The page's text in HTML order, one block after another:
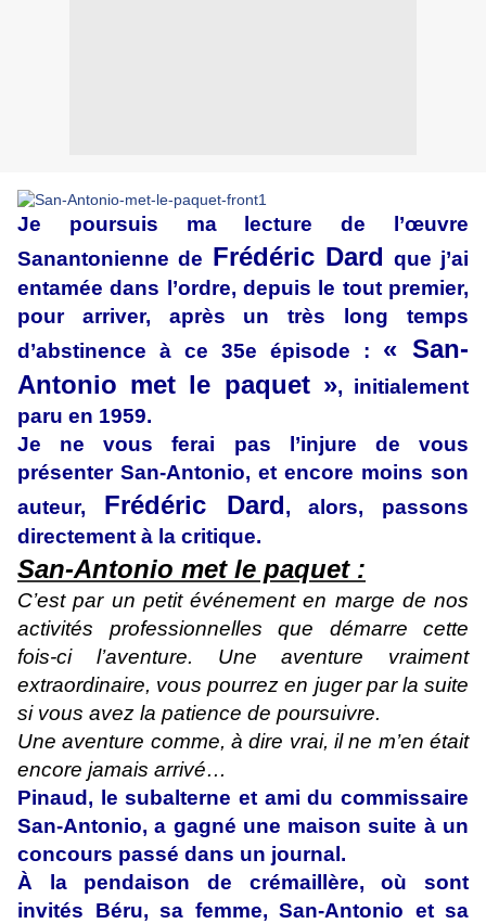
Je poursuis ma lecture de l’œuvre
Sanantonienne de Frédéric Dard que j’ai
entamée dans l’ordre, depuis le tout premier,
pour arriver, après un très long temps
d’abstinence à ce 35e épisode : « San-
Antonio met le paquet », initialement
paru en 1959.
Je ne vous ferai pas l’injure de vous
présenter San-Antonio, et encore moins son
auteur, Frédéric Dard, alors, passons
directement à la critique.
San-Antonio met le paquet :
C’est par un petit événement en marge de nos
activités professionnelles que démarre cette
fois-ci l’aventure. Une aventure vraiment
extraordinaire, vous pourrez en juger par la suite
si vous avez la patience de poursuivre.
Une aventure comme, à dire vrai, il ne m’en était
encore jamais arrivé…
Pinaud, le subalterne et ami du commissaire
San-Antonio, a gagné une maison suite à un
concours passé dans un journal.
À la pendaison de crémaillère, où sont
invités Béru, sa femme, San-Antonio et sa